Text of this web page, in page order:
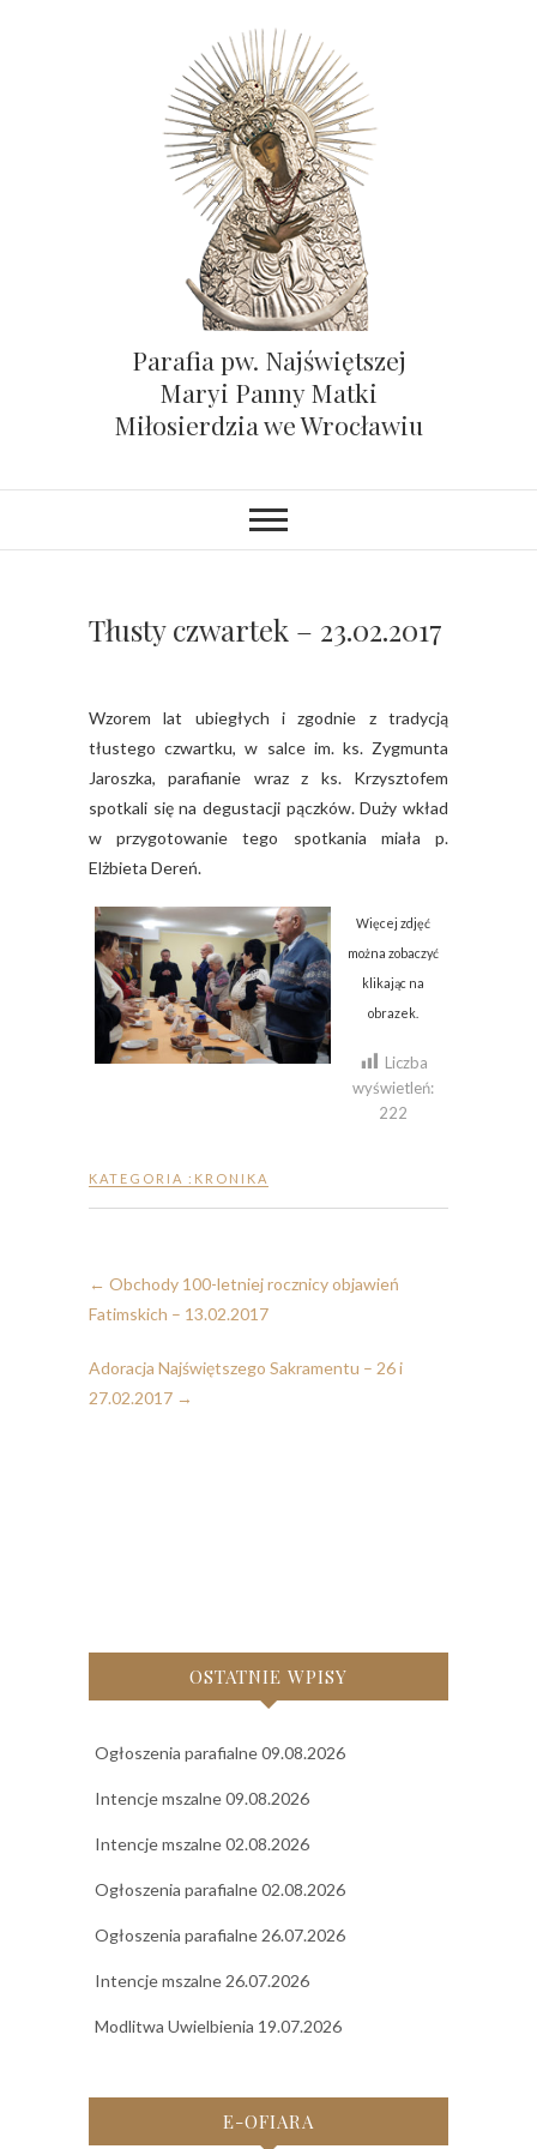
Parafia pw. Najświętszej
Maryi Panny Matki
Miłosierdzia we Wrocławiu
Tłusty czwartek – 23.02.2017
Wzorem lat ubiegłych i zgodnie z tradycją
tłustego czwartku, w salce im. ks. Zygmunta
Jaroszka, parafianie wraz z ks. Krzysztofem
spotkali się na degustacji pączków. Duży wkład
w przygotowanie tego spotkania miała p.
Elżbieta Dereń.
Więcej zdjęć
można zobaczyć
klikając na
obrazek.
Liczba
wyświetleń:
222
KATEGORIA : KRONIKA
← Obchody 100-letniej rocznicy objawień
Fatimskich – 13.02.2017
Adoracja Najświętszego Sakramentu – 26 i
27.02.2017 →
OSTATNIE WPISY
Ogłoszenia parafialne 09.08.2026
Intencje mszalne 09.08.2026
Intencje mszalne 02.08.2026
Ogłoszenia parafialne 02.08.2026
Ogłoszenia parafialne 26.07.2026
Intencje mszalne 26.07.2026
Modlitwa Uwielbienia 19.07.2026
E-OFIARA